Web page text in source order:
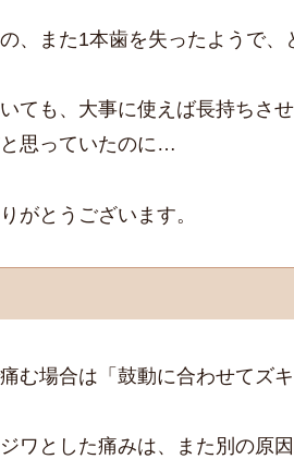
、また1本歯を失ったようで、
ても、大事に使えば長持ちさ
思っていたのに…
がとうございます。
む場合は「鼓動に合わせてズ
ワとした痛みは、また別の原因